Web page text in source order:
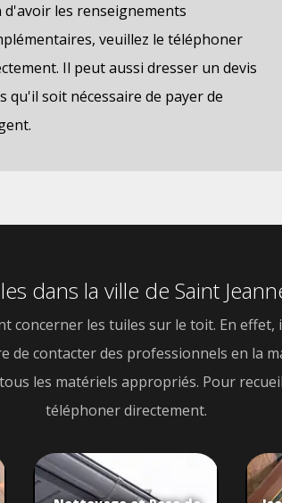
d'avoir les renseignements
veuillez le téléphoner
Il peut aussi dresser un devis
qu'il soit nécessaire de payer de
dans la ville de Saint
les tuiles sur le toit. En
de contacter des professionnels en la
les matériels appropriés. Pour
téléphoner directement.